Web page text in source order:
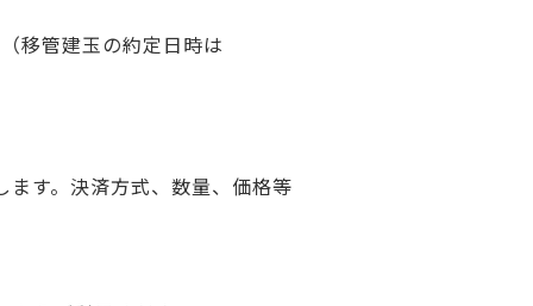
移管建玉の約定日時は
す。決済方式、数量、価格等